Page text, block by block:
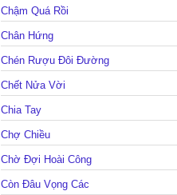
Chậm Quá Rồi
Chân Hứng
Chén Rượu Đôi Đường
Chết Nửa Vời
Chia Tay
Chợ Chiều
Chờ Đợi Hoài Công
Còn Đâu Vọng Các